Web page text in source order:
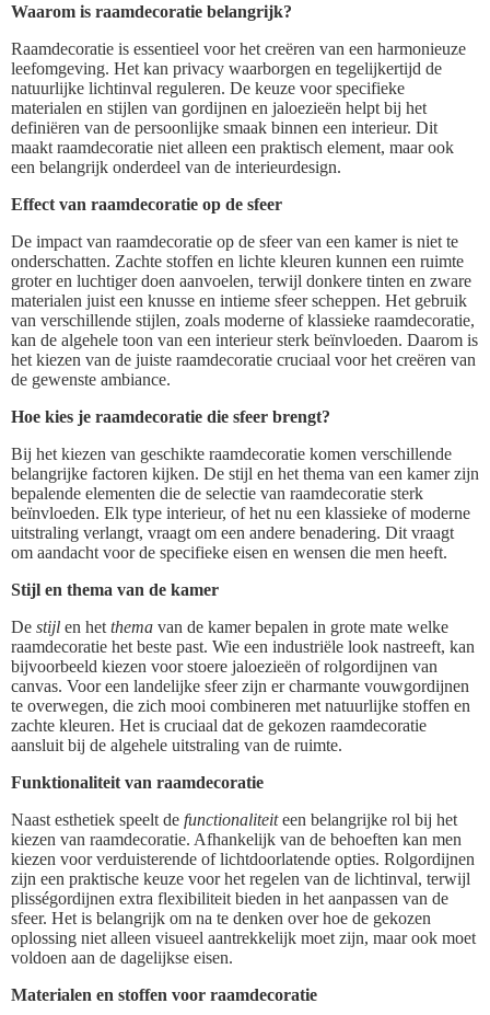
Waarom is raamdecoratie belangrijk?
Raamdecoratie is essentieel voor het creëren van een harmonieuze
leefomgeving. Het kan privacy waarborgen en tegelijkertijd de
natuurlijke lichtinval reguleren. De keuze voor specifieke
materialen en stijlen van gordijnen en jaloezieën helpt bij het
definiëren van de persoonlijke smaak binnen een interieur. Dit
maakt raamdecoratie niet alleen een praktisch element, maar ook
een belangrijk onderdeel van de interieurdesign.
Effect van raamdecoratie op de sfeer
De impact van raamdecoratie op de sfeer van een kamer is niet te
onderschatten. Zachte stoffen en lichte kleuren kunnen een ruimte
groter en luchtiger doen aanvoelen, terwijl donkere tinten en zware
materialen juist een knusse en intieme sfeer scheppen. Het gebruik
van verschillende stijlen, zoals moderne of klassieke raamdecoratie,
kan de algehele toon van een interieur sterk beïnvloeden. Daarom is
het kiezen van de juiste raamdecoratie cruciaal voor het creëren van
de gewenste ambiance.
Hoe kies je raamdecoratie die sfeer brengt?
Bij het kiezen van geschikte raamdecoratie komen verschillende
belangrijke factoren kijken. De stijl en het thema van een kamer zijn
bepalende elementen die de selectie van raamdecoratie sterk
beïnvloeden. Elk type interieur, of het nu een klassieke of moderne
uitstraling verlangt, vraagt om een andere benadering. Dit vraagt
om aandacht voor de specifieke eisen en wensen die men heeft.
Stijl en thema van de kamer
De stijl en het thema van de kamer bepalen in grote mate welke
raamdecoratie het beste past. Wie een industriële look nastreeft, kan
bijvoorbeeld kiezen voor stoere jaloezieën of rolgordijnen van
canvas. Voor een landelijke sfeer zijn er charmante vouwgordijnen
te overwegen, die zich mooi combineren met natuurlijke stoffen en
zachte kleuren. Het is cruciaal dat de gekozen raamdecoratie
aansluit bij de algehele uitstraling van de ruimte.
Funktionaliteit van raamdecoratie
Naast esthetiek speelt de functionaliteiteen belangrijke rol bij het
kiezen van raamdecoratie. Afhankelijk van de behoeften kan men
kiezen voor verduisterende of lichtdoorlatende opties. Rolgordijnen
zijn een praktische keuze voor het regelen van de lichtinval, terwijl
plisségordijnen extra flexibiliteit bieden in het aanpassen van de
sfeer. Het is belangrijk om na te denken over hoe de gekozen
oplossing niet alleen visueel aantrekkelijk moet zijn, maar ook moet
voldoen aan de dagelijkse eisen.
Materialen en stoffen voor raamdecoratie